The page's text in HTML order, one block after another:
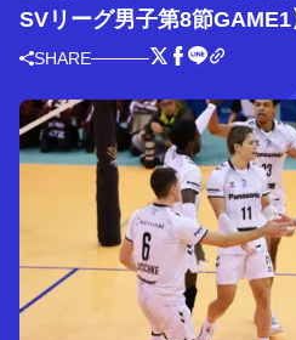
SVリーグ男子第8節GAME1
SHARE